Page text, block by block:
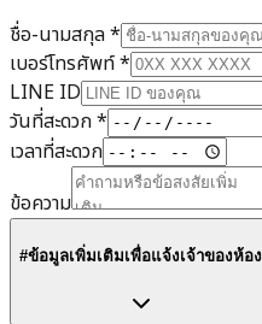
ชื่อ-นามสกุล*
เบอร์โทรศัพท์*
LINE ID
วันที่สะดวก*
เวลาที่สะดวก
ข้อความ
#ข้อมูลเพิ่มเติมเพื่อแจ้งเจ้าของห้อง